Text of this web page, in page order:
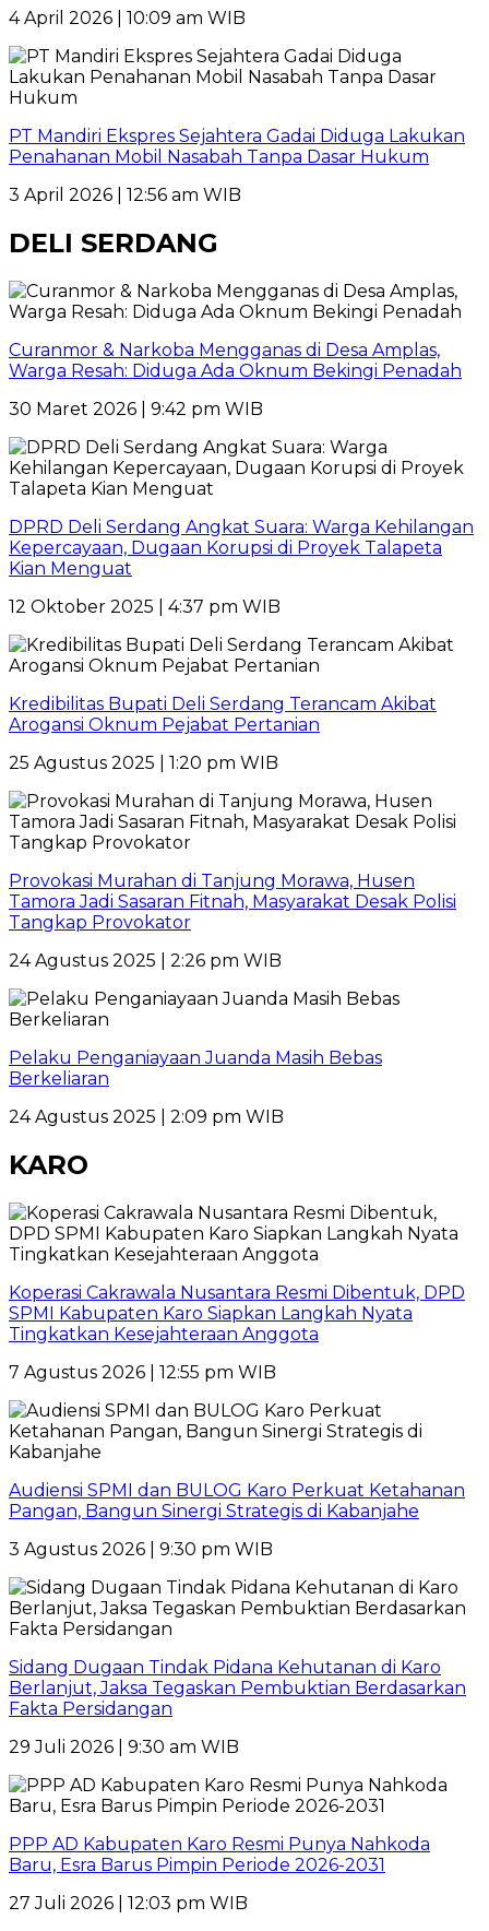
4 April 2026 | 10:09 am WIB
PT Mandiri Ekspres Sejahtera Gadai Diduga Lakukan
Penahanan Mobil Nasabah Tanpa Dasar Hukum
3 April 2026 | 12:56 am WIB
DELI SERDANG
Curanmor & Narkoba Mengganas di Desa Amplas,
Warga Resah: Diduga Ada Oknum Bekingi Penadah
30 Maret 2026 | 9:42 pm WIB
DPRD Deli Serdang Angkat Suara: Warga Kehilangan
Kepercayaan, Dugaan Korupsi di Proyek Talapeta
Kian Menguat
12 Oktober 2025 | 4:37 pm WIB
Kredibilitas Bupati Deli Serdang Terancam Akibat
Arogansi Oknum Pejabat Pertanian
25 Agustus 2025 | 1:20 pm WIB
Provokasi Murahan di Tanjung Morawa, Husen
Tamora Jadi Sasaran Fitnah, Masyarakat Desak Polisi
Tangkap Provokator
24 Agustus 2025 | 2:26 pm WIB
Pelaku Penganiayaan Juanda Masih Bebas
Berkeliaran
24 Agustus 2025 | 2:09 pm WIB
KARO
Koperasi Cakrawala Nusantara Resmi Dibentuk, DPD
SPMI Kabupaten Karo Siapkan Langkah Nyata
Tingkatkan Kesejahteraan Anggota
7 Agustus 2026 | 12:55 pm WIB
Audiensi SPMI dan BULOG Karo Perkuat Ketahanan
Pangan, Bangun Sinergi Strategis di Kabanjahe
3 Agustus 2026 | 9:30 pm WIB
Sidang Dugaan Tindak Pidana Kehutanan di Karo
Berlanjut, Jaksa Tegaskan Pembuktian Berdasarkan
Fakta Persidangan
29 Juli 2026 | 9:30 am WIB
PPP AD Kabupaten Karo Resmi Punya Nahkoda
Baru, Esra Barus Pimpin Periode 2026-2031
27 Juli 2026 | 12:03 pm WIB